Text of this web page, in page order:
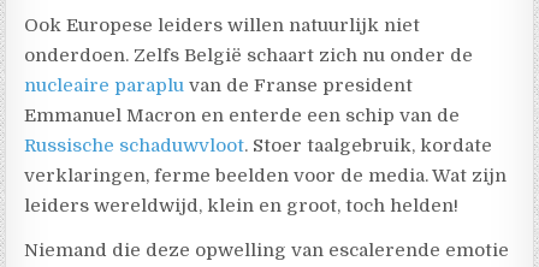
Ook Europese leiders willen natuurlijk niet
onderdoen. Zelfs België schaart zich nu onder de
nucleaire paraplu van de Franse president
Emmanuel Macron en enterde een schip van de
Russische schaduwvloot. Stoer taalgebruik, kordate
verklaringen, ferme beelden voor de media. Wat zijn
leiders wereldwijd, klein en groot, toch helden!
Niemand die deze opwelling van escalerende emotie